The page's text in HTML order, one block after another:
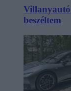
beszéltem